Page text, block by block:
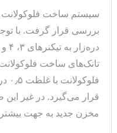
بررسی قرار گرفت. با
قرار می‌گیرد. در غیر این
مخزن جدید به جهت